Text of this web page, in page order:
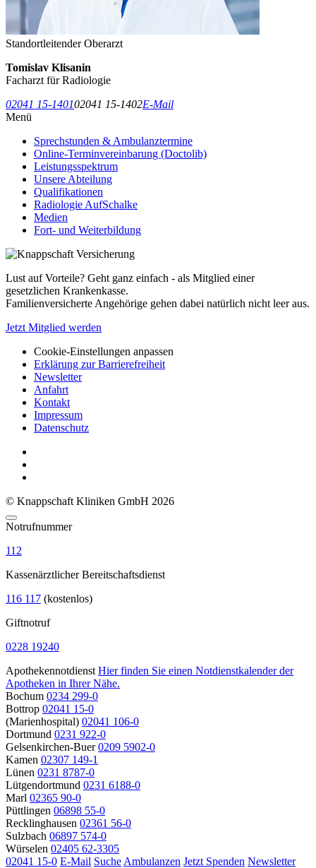
Standortleitender Oberarzt
Tomislav Klisanin
Facharzt für Radiologie
02041 15-140102041 15-1402E-Mail
Menü
Sprechstunden & Ambulanztermine
Online-Terminvereinbarung (Doctolib)
Leistungsspektrum
Unsere Abteilung
Qualifikationen
Radiologie AufSchalke
Medien
Fort- und Weiterbildung
Lust auf Vorteile? Geht ganz einfach - als Mitglied einer
gesetzlichen Krankenkasse.
Familienversicherte Angehörige gehen dabei natürlich nicht leer aus.
Jetzt Mitglied werden
Cookie-Einstellungen anpassen
Erklärung zur Barrierefreiheit
Newsletter
Anfahrt
Kontakt
Impressum
Datenschutz
© Knappschaft Kliniken GmbH 2026
Notrufnummer
112
Kassenärztlicher Bereitschaftsdienst
116 117 (kostenlos)
Giftnotruf
0228 19240
Apothekennotdienst Hier finden Sie einen Notdienstkalender der
Apotheken in Ihrer Nähe.
Bochum 0234 299-0
Bottrop 02041 15-0
(Marienhospital) 02041 106-0
Dortmund 0231 922-0
Gelsenkirchen-Buer 0209 5902-0
Kamen 02307 149-1
Lünen 0231 8787-0
Lütgendortmund 0231 6188-0
Marl 02365 90-0
Püttlingen 06898 55-0
Recklinghausen 02361 56-0
Sulzbach 06897 574-0
Würselen 02405 62-3305
02041 15-0 E-Mail Suche Ambulanzen Jetzt Spenden Newsletter